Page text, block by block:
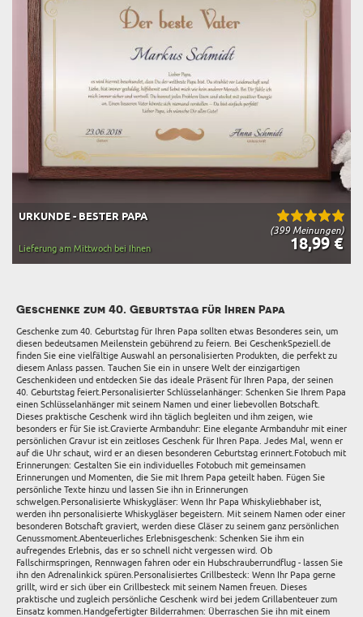
(399 Meinungen)
URKUNDE - BESTER PAPA
18,99 €
Lieferung am Mittwoch bei Ihnen
Geschenke zum 40. Geburtstag für Ihren Papa
Geschenke zum 40. Geburtstag für Ihren Papa sollten etwas Besonderes sein, um
diesen bedeutsamen Meilenstein gebührend zu feiern. Bei GeschenkSpeziell.de
finden Sie eine vielfältige Auswahl an personalisierten Produkten, die perfekt zu
diesem Anlass passen. Tauchen Sie ein in unsere Welt der einzigartigen
Geschenkideen und entdecken Sie das ideale Präsent für Ihren Papa, der seinen
40. Geburtstag feiert.Personalisierter Schlüsselanhänger: Schenken Sie Ihrem Papa
einen Schlüsselanhänger mit seinem Namen und einer liebevollen Botschaft.
Dieses praktische Geschenk wird ihn täglich begleiten und ihm zeigen, wie
besonders er für Sie ist.Gravierte Armbanduhr: Eine elegante Armbanduhr mit einer
persönlichen Gravur ist ein zeitloses Geschenk für Ihren Papa. Jedes Mal, wenn er
auf die Uhr schaut, wird er an diesen besonderen Geburtstag erinnert.Fotobuch mit
Erinnerungen: Gestalten Sie ein individuelles Fotobuch mit gemeinsamen
Erinnerungen und Momenten, die Sie mit Ihrem Papa geteilt haben. Fügen Sie
persönliche Texte hinzu und lassen Sie ihn in Erinnerungen
schwelgen.Personalisierte Whiskygläser: Wenn Ihr Papa Whiskyliebhaber ist,
werden ihn personalisierte Whiskygläser begeistern. Mit seinem Namen oder einer
besonderen Botschaft graviert, werden diese Gläser zu seinem ganz persönlichen
Genussmoment.Abenteuerliches Erlebnisgeschenk: Schenken Sie ihm ein
aufregendes Erlebnis, das er so schnell nicht vergessen wird. Ob
Fallschirmspringen, Rennwagen fahren oder ein Hubschrauberrundflug - lassen Sie
ihn den Adrenalinkick spüren.Personalisiertes Grillbesteck: Wenn Ihr Papa gerne
grillt, wird er sich über ein Grillbesteck mit seinem Namen freuen. Dieses
praktische und zugleich persönliche Geschenk wird bei jedem Grillabenteuer zum
Einsatz kommen.Handgefertigter Bilderrahmen: Überraschen Sie ihn mit einem